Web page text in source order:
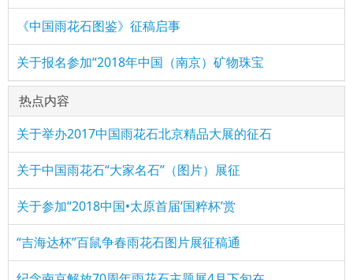
《中国雨花石图鉴》征稿启事
关于报名参加“2018年中国（南京）矿物珠宝
热点内容
关于举办2017中国雨花石北京精品大展的征石
关于中国雨花石“大家名石”（图片）展征
关于参加“2018中国•太原首届‘国粹杯’赏
“吉海达杯”百鼠争春雨花石图片展征稿通